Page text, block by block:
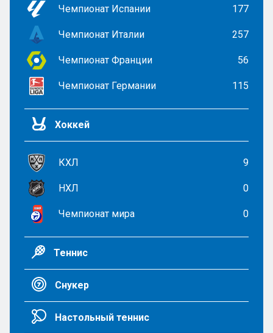
Чемпионат Испании 177
Чемпионат Италии 257
Чемпионат Франции 56
Чемпионат Германии 115
Хоккей
КХЛ 9
НХЛ 0
Чемпионат мира 0
Теннис
Снукер
Настольный теннис